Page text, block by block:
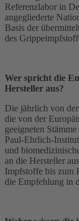
Referenzlabor in
angegliederte
Basis der
des
Wer spricht die
Hersteller aus?
Die jährlich von
die von der
geeigneten
Paul-Ehrlich-
und
an die Hersteller
Impfstoffe bis zum
die Empfehlung in